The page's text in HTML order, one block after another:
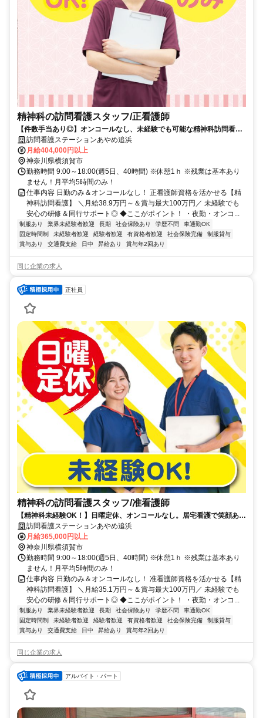
精神科の訪問看護スタッフ/正看護師
【件数手当あり◎】オンコールなし、未経験でも可能な精神科訪問看護
ステーション。正看護師募集
訪問看護ステーションあやめ追浜
月給404,000円以上
神奈川県横須賀市
勤務時間 9:00～18:00(週5日、40時間) ※休憩1ｈ ※残業は基本あり
ません！月平均5時間のみ！
仕事内容 日勤のみ＆オンコールなし！ 正看護師資格を活かせる【精
神科訪問看護】 ＼月給38.9万円～＆賞与最大100万円／ 未経験でも
安心の研修＆同行サポート◎ ◆ここがポイント！ ・夜勤・オンコ...
制服あり 業界未経験者歓迎 長期 社会保険あり 学歴不問
車通勤OK
固定時間制
未経験者歓迎 経験者歓迎 有資格者歓迎 社会保険完備
制服貸与
賞与あり
交通費支給 日中 昇給あり 賞与年2回あり
同じ企業の求人
正社員
精神科の訪問看護スタッフ/准看護師
【精神科未経験OK！】日曜定休、オンコールなし。居宅看護で笑顔あふ
れる毎日をサポート。
訪問看護ステーションあやめ追浜
月給365,000円以上
神奈川県横須賀市
勤務時間 9:00～18:00(週5日、40時間) ※休憩1ｈ ※残業は基本あり
ません！月平均5時間のみ！
仕事内容 日勤のみ＆オンコールなし！ 准看護師資格を活かせる【精
神科訪問看護】 ＼月給35.1万円～＆賞与最大100万円／ 未経験でも
安心の研修＆同行サポート◎ ◆ここがポイント！ ・夜勤・オンコ...
制服あり 業界未経験者歓迎 長期 社会保険あり 学歴不問
車通勤OK
固定時間制
未経験者歓迎 経験者歓迎 有資格者歓迎 社会保険完備
制服貸与
賞与あり
交通費支給 日中 昇給あり 賞与年2回あり
同じ企業の求人
アルバイト・パート